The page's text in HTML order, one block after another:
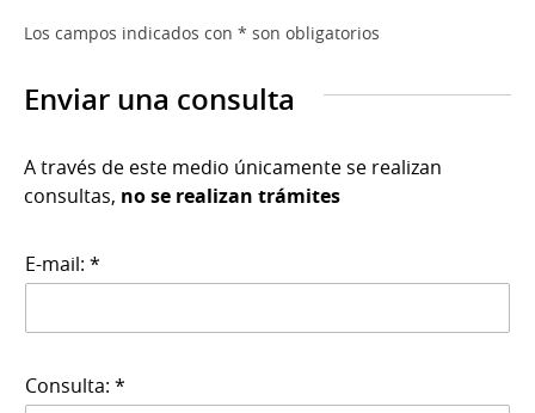
Los campos indicados con * son obligatorios
Enviar una consulta
A través de este medio únicamente se realizan
consultas, no se realizan trámites
E-mail: *
Consulta: *